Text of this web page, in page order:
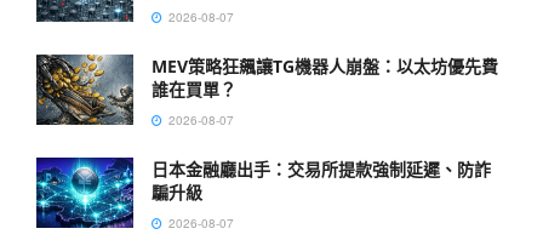
2026-08-07
MEV策略狂飆讓TG機器人崩盤：以太坊優先費
誰在買單？
2026-08-07
日本金融廳出手：交易所提款強制延遲、防詐
騙升級
2026-08-07